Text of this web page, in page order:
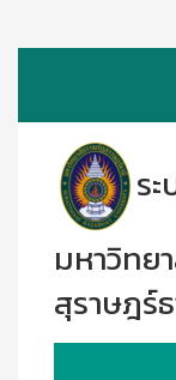
ร
มหาวิทย
สุราษฎร์